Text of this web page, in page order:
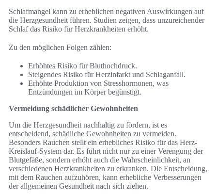
Schlafmangel kann zu erheblichen negativen Auswirkungen auf
die Herzgesundheit führen. Studien zeigen, dass unzureichender
Schlaf das Risiko für Herzkrankheiten erhöht.
Zu den möglichen Folgen zählen:
Erhöhtes Risiko für Bluthochdruck.
Steigendes Risiko für Herzinfarkt und Schlaganfall.
Erhöhte Produktion von Stresshormonen, was
Entzündungen im Körper begünstigt.
Vermeidung schädlicher Gewohnheiten
Um die Herzgesundheit nachhaltig zu fördern, ist es
entscheidend, schädliche Gewohnheiten zu vermeiden.
Besonders Rauchen stellt ein erhebliches Risiko für das Herz-
Kreislauf-System dar. Es führt nicht nur zu einer Verengung der
Blutgefäße, sondern erhöht auch die Wahrscheinlichkeit, an
verschiedenen Herzkrankheiten zu erkranken. Die Entscheidung,
mit dem Rauchen aufzuhören, kann erhebliche Verbesserungen
der allgemeinen Gesundheit nach sich ziehen.